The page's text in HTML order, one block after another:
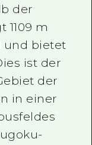
der
1109 m
und bietet
ist der
der
in einer